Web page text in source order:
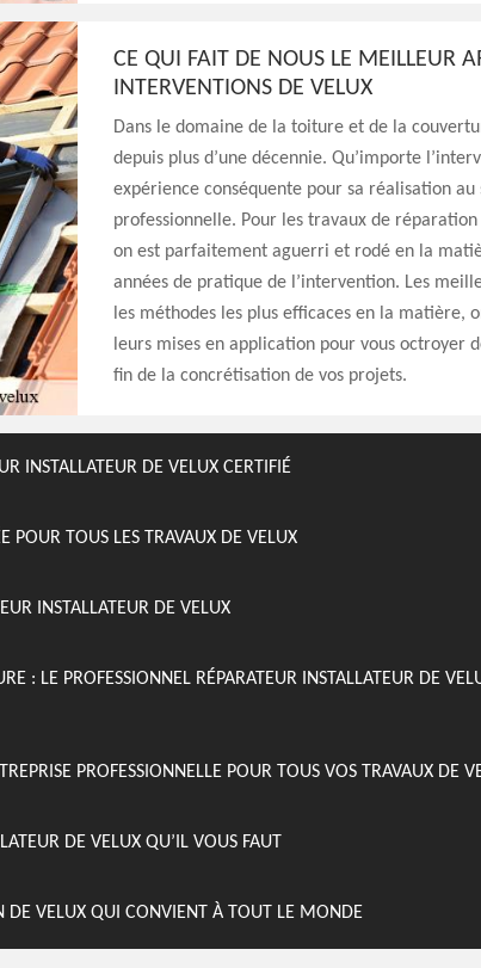
CE QUI FAIT DE NOUS LE MEILLEUR
INTERVENTIONS DE VELUX
Dans le domaine de la toiture et de la
depuis plus d’une décennie. Qu’importe
expérience conséquente pour sa réalisation
professionnelle. Pour les travaux de
on est parfaitement aguerri et rodé en la
années de pratique de l’intervention. Les
les méthodes les plus efficaces en la matière,
leurs mises en application pour vous octroyer
fin de la concrétisation de vos projets.
INSTALLATEUR DE VELUX CERTIFIÉ
POUR TOUS LES TRAVAUX DE VELUX
INSTALLATEUR DE VELUX
: LE PROFESSIONNEL RÉPARATEUR INSTALLATEUR DE
PROFESSIONNELLE POUR TOUS VOS TRAVAUX DE
DE VELUX QU’IL VOUS FAUT
DE VELUX QUI CONVIENT À TOUT LE MONDE